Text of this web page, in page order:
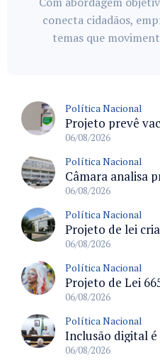
conecta cidadãos,
temas que
Política Nacional
06/08/2026
Política Nacional
06/08/2026
Política Nacional
06/08/2026
Política Nacional
06/08/2026
Política Nacional
06/08/2026